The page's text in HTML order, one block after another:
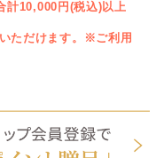
計10,000円(税込)以上
ただけます。※ご利用